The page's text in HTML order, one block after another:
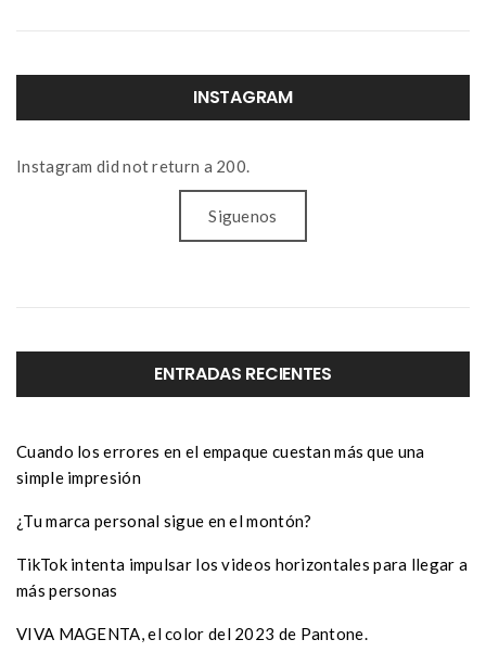
INSTAGRAM
Instagram did not return a 200.
Siguenos
ENTRADAS RECIENTES
Cuando los errores en el empaque cuestan más que una
simple impresión
¿Tu marca personal sigue en el montón?
TikTok intenta impulsar los videos horizontales para llegar a
más personas
VIVA MAGENTA, el color del 2023 de Pantone.